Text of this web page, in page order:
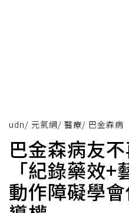
udn/ 元氣網/ 醫療/ 巴金森病
巴金森病友
「紀錄藥效
動作障礙學